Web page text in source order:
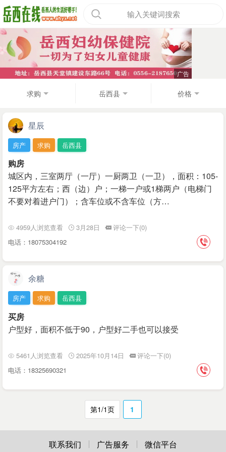
输入关键词搜索
求购 岳西县 价格
星辰
房产 求购 岳西县
购房
城区内，三室两厅（一厅）一厨两卫（一卫），面积：105-
125平方左右；西（边）户；一梯一户或1梯两户（电梯门
不要对着进户门）；含车位或不含车位（方…
4959人浏览查看 3月28日
评论一下(0)
电话：18075304192
余糖
房产 求购 岳西县
买房
户型好，面积不低于90，户型好二手也可以接受
5461人浏览查看 2025年10月14日
评论一下(0)
电话：18325690321
第1/1页 1
联系我们 广告服务 微信平台